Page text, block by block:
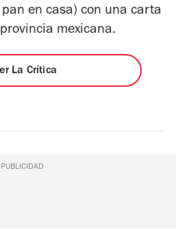
en casa) con una carta
mexicana.
La Crítica
PUBLICIDAD